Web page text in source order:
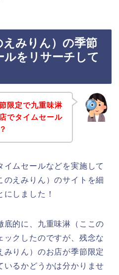
えみりん）の季節
ルをリサーチして
限定で九重味淋
でタイムセール
イムセールなどを実施して
のえみりん）のサイトを細
しました！
底的に、九重味淋（ここの
ックしたのですが、残念な
みりん）のお店が季節限定
いるかどうかは分かりませ